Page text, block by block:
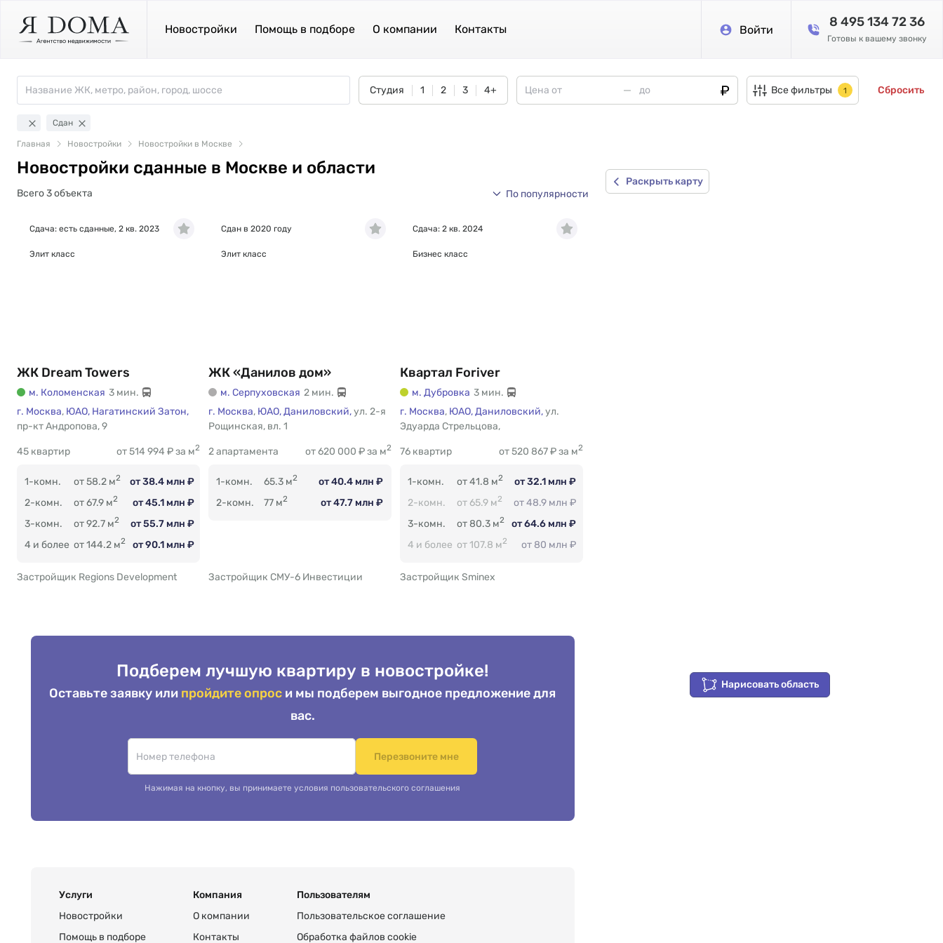
Новостройки Помощь в подборе О компании Контакты Войти
8 495 134 72 36
Готовы к вашему звонку
Студия 1 2 3 4+ Все фильтры 1 Сбросить
Сдан
Главная Новостройки Новостройки в Москве
Нарисовать область
Раскрыть карту
Новостройки сданные в Москве и области
Всего 3 объекта По популярности
ЖК Dream Towers
м. Коломенская 3 мин.
г. Москва, ЮАО, Нагатинский Затон,
пр-кт Андропова,9
45 квартир
Есть
от 514 994 ₽ за м2
1-комн. от 58.2 м2
от 38.4 млн ₽
2-комн.
от 67.9 м2
от 45.1 млн ₽
3-комн.
от 92.7 м2
от 55.7 млн ₽
4 и более от 144.2 м2 от 90.1 млн ₽
Застройщик Regions Development
Сдача: есть сданные, 2 кв. 2023
Элит класс
ЖК «Данилов дом»
м. Серпуховская 2 мин.
г. Москва, ЮАО,Даниловский,ул. 2-я
Рощинская, вл. 1
2 апартамента
Есть
от 620 000 ₽ за м2
1-комн. 65.3 м2
от 40.4 млн ₽
2-комн.
77 м2 от 47.7 млн ₽
Застройщик СМУ-6 Инвестиции
Сдан в 2020 году
Элит класс
Квартал Foriver
м. Дубровка 3 мин.
г. Москва, ЮАО,Даниловский,ул.
Эдуарда Стрельцова,
76 квартир
Есть
от 520 867 ₽ за м2
1-комн. от 41.8 м2
от 32.1 млн ₽
2-комн.
от 65.9 м2
от 48.9 млн ₽
3-комн.
от 80.3 м2
от 64.6 млн ₽
4 и более от 107.8 м2 от 80 млн ₽
Застройщик Sminex
Сдача: 2 кв. 2024
Бизнес класс
Подберем лучшую квартиру в новостройке!
Оставьте заявку или пройдите опрос и мы подберем выгодное предложение для
вас.
Перезвоните мне
Нажимая на кнопку, вы принимаете условия пользовательского соглашения
Услуги
Новостройки
Помощь в подборе
Компания
О компании
Контакты
Пользователям
Пользовательское соглашение
Обработка файлов cookie